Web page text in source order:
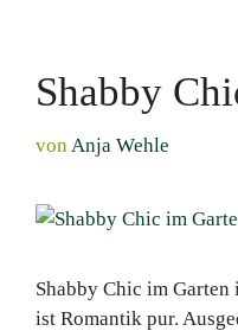
Shabby
von Anja Wehle
Shabby Chic im Garten
ist Romantik pur.